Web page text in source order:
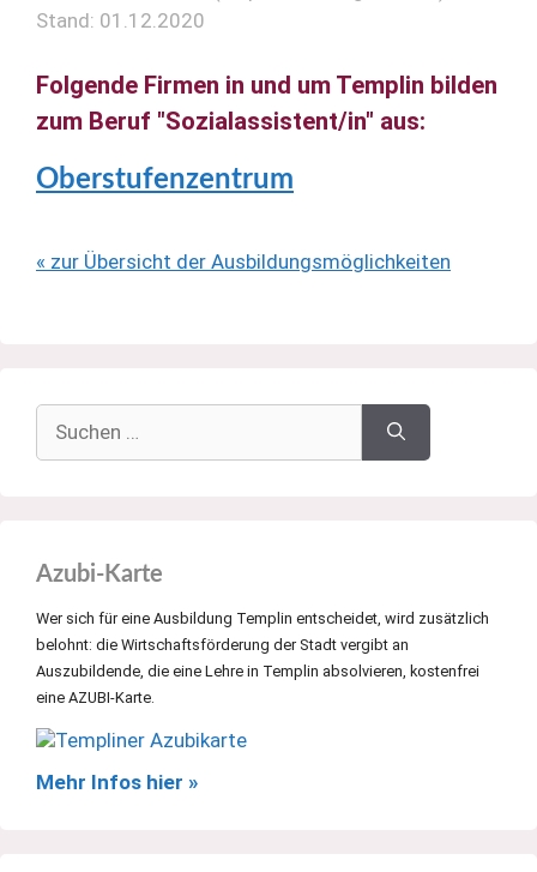
Stand: 01.12.2020
Folgende Firmen in und um Templin bilden
zum Beruf "Sozialassistent/in" aus:
Oberstufenzentrum
« zur Übersicht der Ausbildungsmöglichkeiten
nach:
Azubi-Karte
Wer sich für eine Ausbildung Templin entscheidet, wird zusätzlich
belohnt: die Wirtschaftsförderung der Stadt vergibt an
Auszubildende, die eine Lehre in Templin absolvieren, kostenfrei
eine AZUBI-Karte.
Mehr Infos hier »